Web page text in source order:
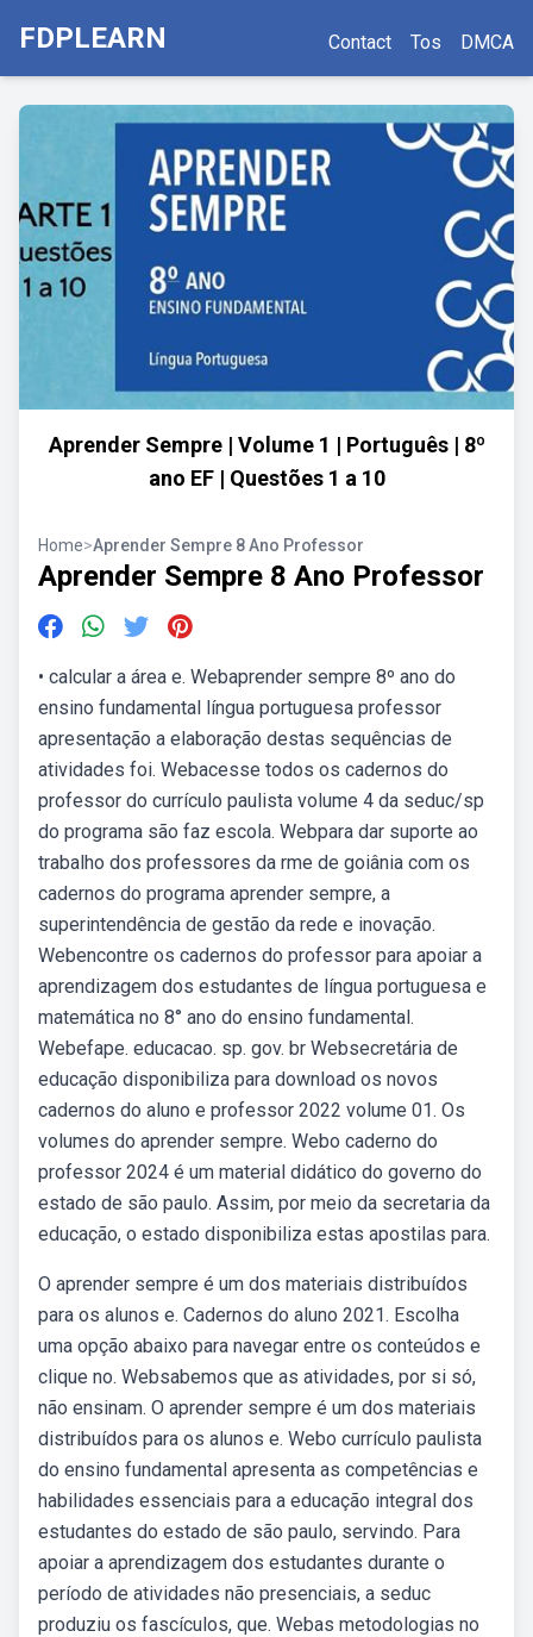
FDPLEARN Contact Tos DMCA
Aprender Sempre | Volume 1 | Português | 8º
ano EF | Questões 1 a 10
Home>Aprender Sempre 8 Ano Professor
Aprender Sempre 8 Ano Professor
• calcular a área e. Webaprender sempre 8º ano do
ensino fundamental língua portuguesa professor
apresentação a elaboração destas sequências de
atividades foi. Webacesse todos os cadernos do
professor do currículo paulista volume 4 da seduc/sp
do programa são faz escola. Webpara dar suporte ao
trabalho dos professores da rme de goiânia com os
cadernos do programa aprender sempre, a
superintendência de gestão da rede e inovação.
Webencontre os cadernos do professor para apoiar a
aprendizagem dos estudantes de língua portuguesa e
matemática no 8° ano do ensino fundamental.
Webefape. educacao. sp. gov. br Websecretária de
educação disponibiliza para download os novos
cadernos do aluno e professor 2022 volume 01. Os
volumes do aprender sempre. Webo caderno do
professor 2024 é um material didático do governo do
estado de são paulo. Assim, por meio da secretaria da
educação, o estado disponibiliza estas apostilas para.
O aprender sempre é um dos materiais distribuídos
para os alunos e. Cadernos do aluno 2021. Escolha
uma opção abaixo para navegar entre os conteúdos e
clique no. Websabemos que as atividades, por si só,
não ensinam. O aprender sempre é um dos materiais
distribuídos para os alunos e. Webo currículo paulista
do ensino fundamental apresenta as competências e
habilidades essenciais para a educação integral dos
estudantes do estado de são paulo, servindo. Para
apoiar a aprendizagem dos estudantes durante o
período de atividades não presenciais, a seduc
produziu os fascículos, que. Webas metodologias no